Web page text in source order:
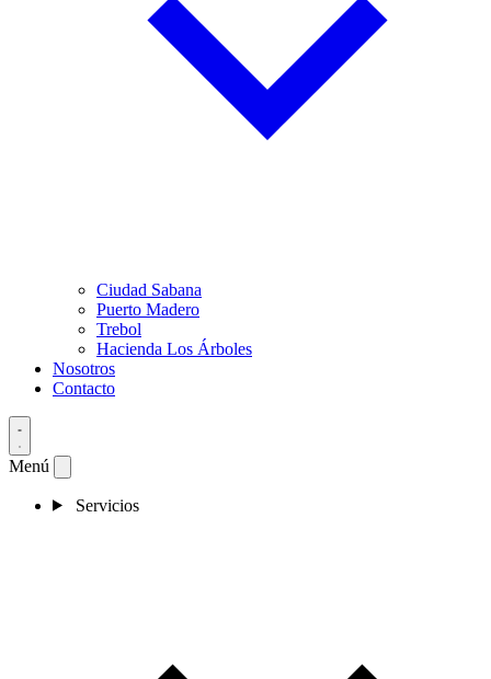
Ciudad Sabana
Puerto Madero
Trebol
Hacienda Los Árboles
Nosotros
Contacto
Menú
Servicios